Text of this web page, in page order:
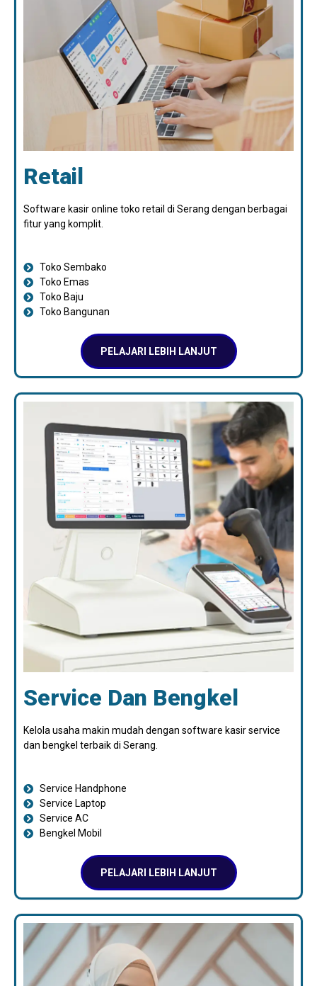
Retail
Software kasir online toko retail di Serang dengan berbagai
fitur yang komplit.
Toko Sembako
Toko Emas
Toko Baju
Toko Bangunan
PELAJARI LEBIH LANJUT
Service Dan Bengkel
Kelola usaha makin mudah dengan software kasir service
dan bengkel terbaik di Serang.
Service Handphone
Service Laptop
Service AC
Bengkel Mobil
PELAJARI LEBIH LANJUT